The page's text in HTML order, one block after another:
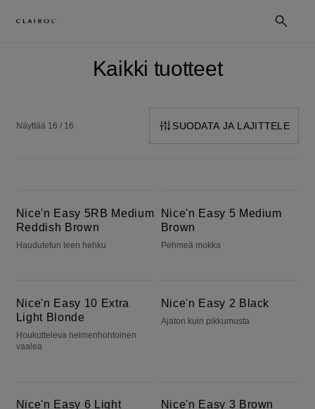
Kaikki tuotteet
Näyttää 16 / 16 SUODATA JA LAJITTELE
Nice'n Easy 5RB Medium
Reddish Brown
Haudutetun teen hehku
Nice'n Easy 5 Medium
Brown
Pehmeä mokka
Nice'n Easy 10 Extra
Light Blonde
Houkutteleva helmenhohtoinen
vaalea
Nice'n Easy 2 Black
Ajaton kuin pikkumusta
Nice'n Easy 6 Light
Nice'n Easy 3 Brown